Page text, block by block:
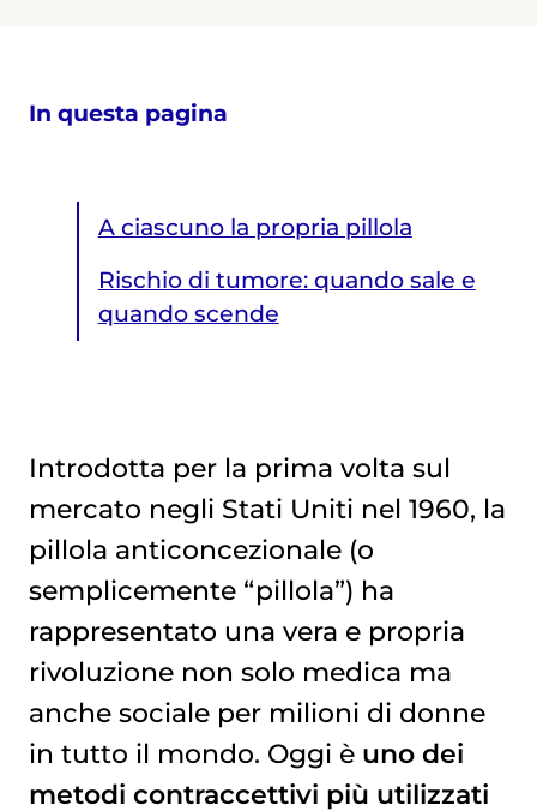
In questa pagina
A ciascuno la propria pillola
Rischio di tumore: quando sale e
quando scende
Introdotta per la prima volta sul
mercato negli Stati Uniti nel 1960, la
pillola anticoncezionale (o
semplicemente “pillola”) ha
rappresentato una vera e propria
rivoluzione non solo medica ma
anche sociale per milioni di donne
in tutto il mondo. Oggi è uno dei
metodi contraccettivi più utilizzati